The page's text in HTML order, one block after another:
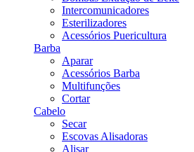
Intercomunicadores
Esterilizadores
Acessórios Puericultura
Barba
Aparar
Acessórios Barba
Multifunções
Cortar
Cabelo
Secar
Escovas Alisadoras
Alisar